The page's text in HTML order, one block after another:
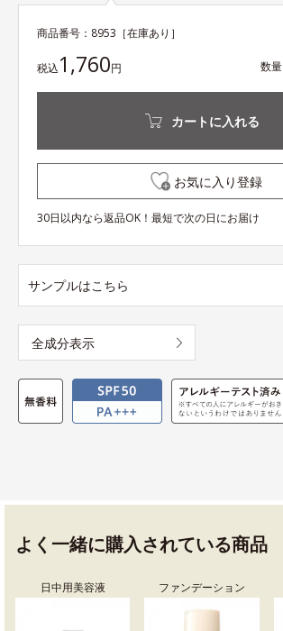
商品番号： 8953 ［在庫あり］
税込1,760円 数量
カートに入れる
お気に入り登録
30日以内なら返品OK！最短で次の日にお届け
サンプルはこちら
全成分表示
よく一緒に購入されている商品
日中用美容液 ファンデーション